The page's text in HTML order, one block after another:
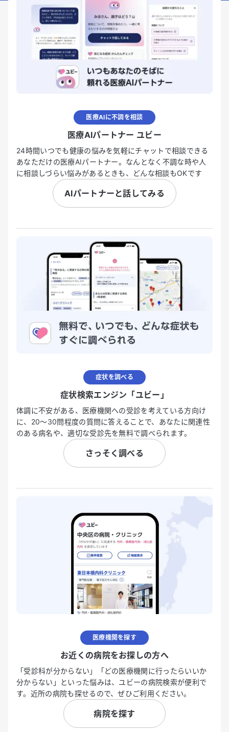
医療AIに不調を相談
医療AIパートナー ユビー
24時間いつでも健康の悩みを気軽にチャットで相談できる
あなただけの医療AIパートナー。なんとなく不調な時や人
に相談しづらい悩みがあるときも、どんな相談もOKです
AIパートナーと話してみる
症状を調べる
症状検索エンジン「ユビー」
体調に不安がある、医療機関への受診を考えている方向け
に、20〜30問程度の質問に答えることで、あなたに関連性
のある病名や、適切な受診先を無料で調べられます。
さっそく調べる
医療機関を探す
お近くの病院をお探しの方へ
「受診科が分からない」「どの医療機関に行ったらいいか
分からない」といった悩みは、ユビーの病院検索が便利で
す。近所の病院も探せるので、ぜひご利用ください。
病院を探す